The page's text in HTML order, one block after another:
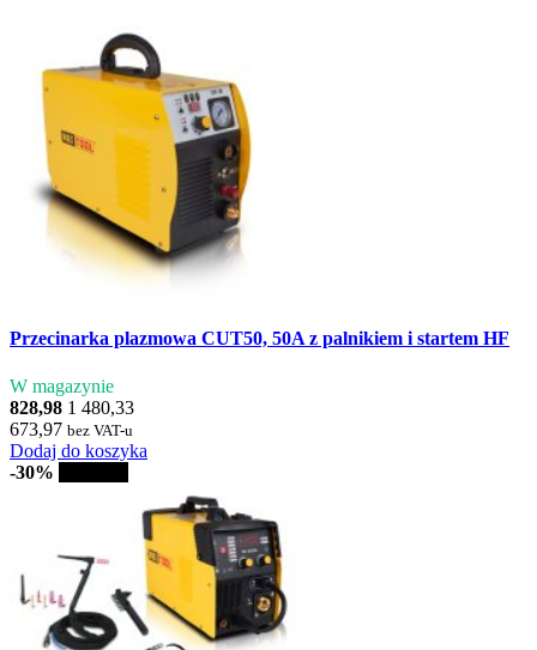
Przecinarka plazmowa CUT50, 50A z palnikiem i startem HF
W magazynie
828,98 1 480,33
673,97 bez VAT-u
Dodaj do koszyka
-30%